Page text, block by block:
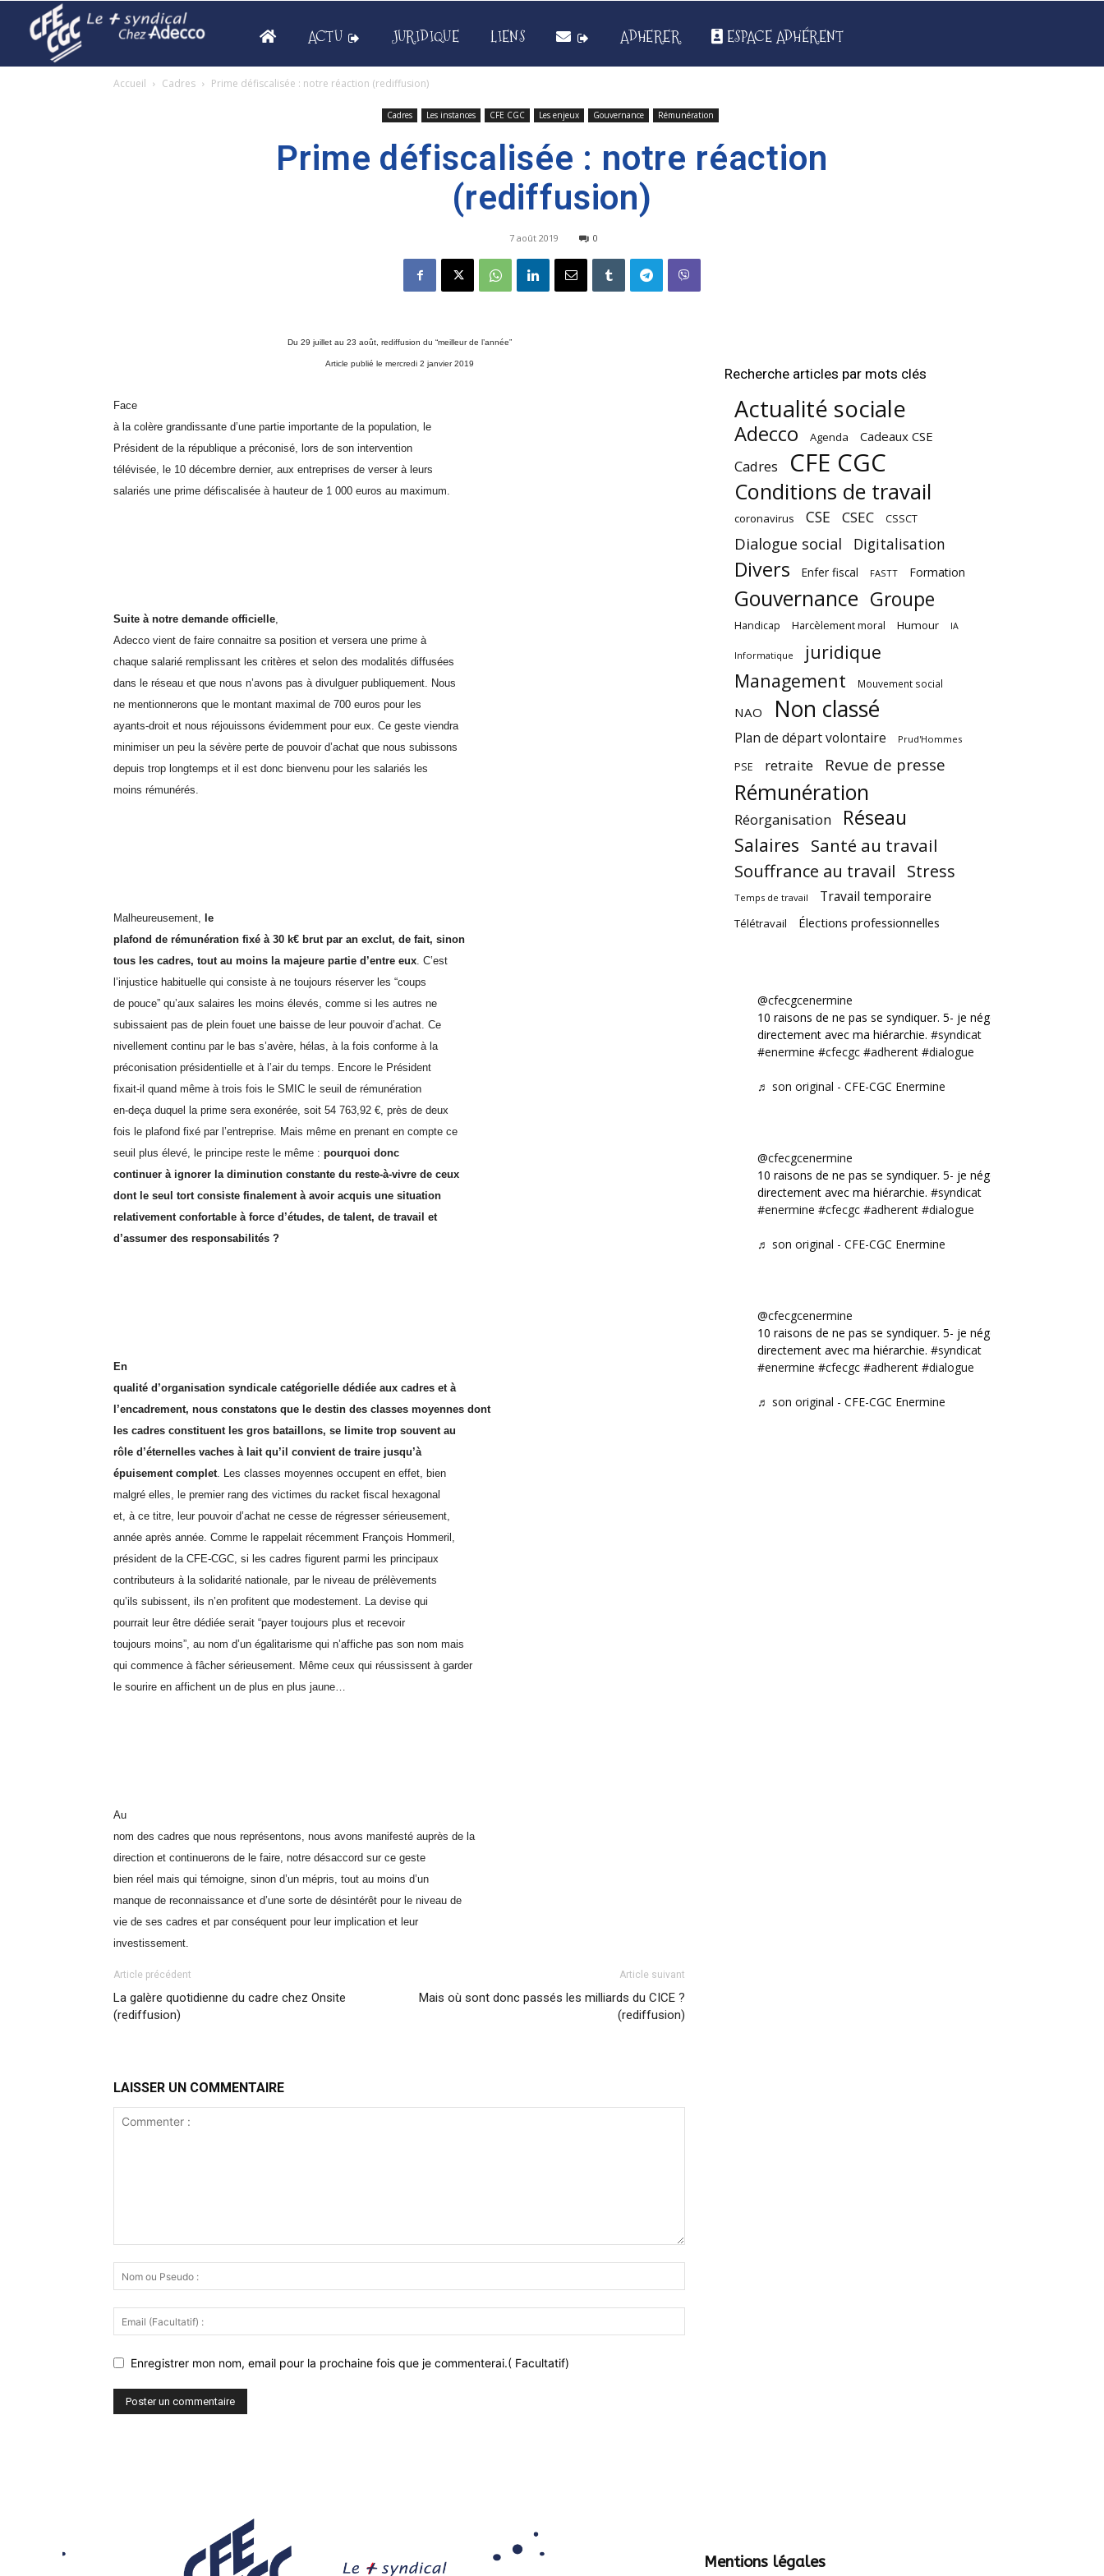
ACTU JURIDIQUE LIENS ADHERER ESPACE ADHÉRENT
Accueil Cadres Prime défiscalisée : notre réaction (rediffusion)
Cadres Les instances CFE CGC Les enjeux Gouvernance Rémunération
Prime défiscalisée : notre réaction
(rediffusion)
7 août 2019 0
Du 29 juillet au 23 août, rediffusion du “meilleur de l’année”
Article publié le mercredi 2 janvier 2019
Face
à la colère grandissante d’une partie importante de la population, le
Président de la république a préconisé, lors de son intervention
télévisée, le 10 décembre dernier, aux entreprises de verser à leurs
salariés une prime défiscalisée à hauteur de 1 000 euros au maximum.
Suite à notre demande officielle,
Adecco vient de faire connaitre sa position et versera une prime à
chaque salarié remplissant les critères et selon des modalités diffusées
dans le réseau et que nous n’avons pas à divulguer publiquement. Nous
ne mentionnerons que le montant maximal de 700 euros pour les
ayants-droit et nous réjouissons évidemment pour eux. Ce geste viendra
minimiser un peu la sévère perte de pouvoir d’achat que nous subissons
depuis trop longtemps et il est donc bienvenu pour les salariés les
moins rémunérés.
Malheureusement, le
plafond de rémunération fixé à 30 k€ brut par an exclut, de fait, sinon
tous les cadres, tout au moins la majeure partie d’entre eux. C’est
l’injustice habituelle qui consiste à ne toujours réserver les “coups
de pouce” qu’aux salaires les moins élevés, comme si les autres ne
subissaient pas de plein fouet une baisse de leur pouvoir d’achat. Ce
nivellement continu par le bas s’avère, hélas, à la fois conforme à la
préconisation présidentielle et à l’air du temps. Encore le Président
fixait-il quand même à trois fois le SMIC le seuil de rémunération
en-deça duquel la prime sera exonérée, soit 54 763,92 €, près de deux
fois le plafond fixé par l’entreprise. Mais même en prenant en compte ce
seuil plus élevé, le principe reste le même : pourquoi donc
continuer à ignorer la diminution constante du reste-à-vivre de ceux
dont le seul tort consiste finalement à avoir acquis une situation
relativement confortable à force d’études, de talent, de travail et
d’assumer des responsabilités ?
En
qualité d’organisation syndicale catégorielle dédiée aux cadres et à
l’encadrement, nous constatons que le destin des classes moyennes dont
les cadres constituent les gros bataillons, se limite trop souvent au
rôle d’éternelles vaches à lait qu’il convient de traire jusqu’à
épuisement complet. Les classes moyennes occupent en effet, bien
malgré elles, le premier rang des victimes du racket fiscal hexagonal
et, à ce titre, leur pouvoir d’achat ne cesse de régresser sérieusement,
année après année. Comme le rappelait récemment François Hommeril,
président de la CFE-CGC, si les cadres figurent parmi les principaux
contributeurs à la solidarité nationale, par le niveau de prélèvements
qu’ils subissent, ils n’en profitent que modestement. La devise qui
pourrait leur être dédiée serait “payer toujours plus et recevoir
toujours moins”, au nom d’un égalitarisme qui n’affiche pas son nom mais
qui commence à fâcher sérieusement. Même ceux qui réussissent à garder
le sourire en affichent un de plus en plus jaune…
Au
nom des cadres que nous représentons, nous avons manifesté auprès de la
direction et continuerons de le faire, notre désaccord sur ce geste
bien réel mais qui témoigne, sinon d’un mépris, tout au moins d’un
manque de reconnaissance et d’une sorte de désintérêt pour le niveau de
vie de ses cadres et par conséquent pour leur implication et leur
investissement.
Article précédent
La galère quotidienne du cadre chez Onsite
(rediffusion)
Article suivant
Mais où sont donc passés les milliards du CICE ?
(rediffusion)
LAISSER UN COMMENTAIRE
Enregistrer mon nom, email pour la prochaine fois que je commenterai.( Facultatif)
Recherche articles par mots clés
Actualité sociale
Adecco Agenda Cadeaux CSE
Cadres CFE CGC
Conditions de travail
coronavirus CSE CSEC CSSCT
Dialogue social Digitalisation
Divers Enfer fiscal FASTT Formation
Gouvernance Groupe
Handicap Harcèlement moral Humour IA
Informatique
juridique
Management
Mouvement social
NAO Non classé
Plan de départ volontaire Prud'Hommes
PSE retraite Revue de presse
Rémunération
Réorganisation Réseau
Salaires Santé au travail
Souffrance au travail Stress
Temps de travail Travail temporaire
Télétravail Élections professionnelles
@cfecgcenermine
10 raisons de ne pas se syndiquer. 5- je négocie
directement avec ma hiérarchie. #syndicat
#enermine #cfecgc #adherent #dialogue
♬ son original - CFE-CGC Enermine
@cfecgcenermine
10 raisons de ne pas se syndiquer. 5- je négocie
directement avec ma hiérarchie. #syndicat
#enermine #cfecgc #adherent #dialogue
♬ son original - CFE-CGC Enermine
@cfecgcenermine
10 raisons de ne pas se syndiquer. 5- je négocie
directement avec ma hiérarchie. #syndicat
#enermine #cfecgc #adherent #dialogue
♬ son original - CFE-CGC Enermine
Mentions légales